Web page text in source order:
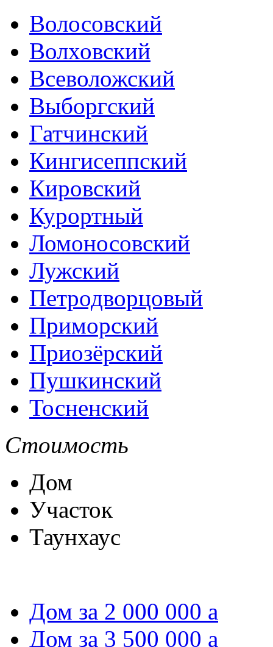
Волосовский
Волховский
Всеволожский
Выборгский
Гатчинский
Кингисеппский
Кировский
Курортный
Ломоносовский
Лужский
Петродворцовый
Приморский
Приозёрский
Пушкинский
Тосненский
Стоимость
Дом
Участок
Таунхаус
Дом за 2 000 000 a
Дом за 3 500 000 a